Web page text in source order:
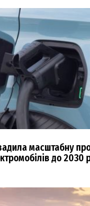
масштабну
до 2030